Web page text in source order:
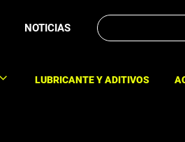
NOTICIAS Buscar:
LUBRICANTE Y ADITIVOS